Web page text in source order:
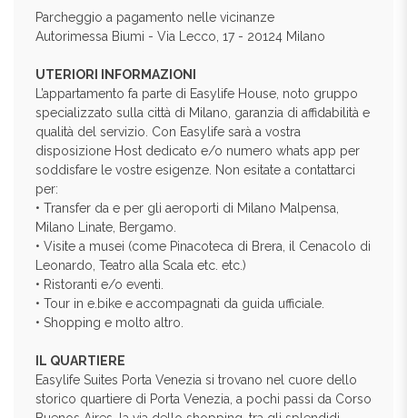
Parcheggio a pagamento nelle vicinanze
Autorimessa Biumi - Via Lecco, 17 - 20124 Milano
UTERIORI INFORMAZIONI
L’appartamento fa parte di Easylife House, noto gruppo
specializzato sulla città di Milano, garanzia di affidabilità e
qualità del servizio. Con Easylife sarà a vostra
disposizione Host dedicato e/o numero whats app per
soddisfare le vostre esigenze. Non esitate a contattarci
per:
• Transfer da e per gli aeroporti di Milano Malpensa,
Milano Linate, Bergamo.
• Visite a musei (come Pinacoteca di Brera, il Cenacolo di
Leonardo, Teatro alla Scala etc. etc.)
• Ristoranti e/o eventi.
• Tour in e.bike e accompagnati da guida ufficiale.
• Shopping e molto altro.
IL QUARTIERE
Easylife Suites Porta Venezia si trovano nel cuore dello
storico quartiere di Porta Venezia, a pochi passi da Corso